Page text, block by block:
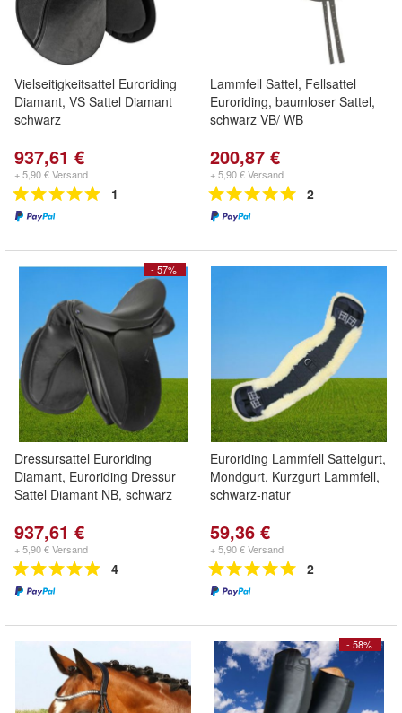
Vielseitigkeitsattel Euroriding
Diamant, VS Sattel Diamant
schwarz
937,61 €
+ 5,90 € Versand
1
Lammfell Sattel, Fellsattel
Euroriding, baumloser Sattel,
schwarz VB/ WB
200,87 €
+ 5,90 € Versand
2
- 57%
Dressursattel Euroriding
Diamant, Euroriding Dressur
Sattel Diamant NB, schwarz
937,61 €
+ 5,90 € Versand
4
Euroriding Lammfell Sattelgurt,
Mondgurt, Kurzgurt Lammfell,
schwarz-natur
59,36 €
+ 5,90 € Versand
2
- 58%